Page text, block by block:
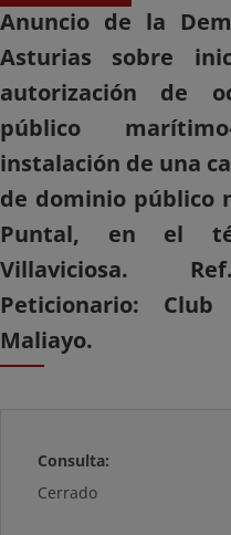
Anuncio de la
Asturias sobre
autorización de
público
instalación de una
de dominio público
Puntal, en el
Villaviciosa.
Peticionario:
Maliayo.
Consulta:
Cerrado